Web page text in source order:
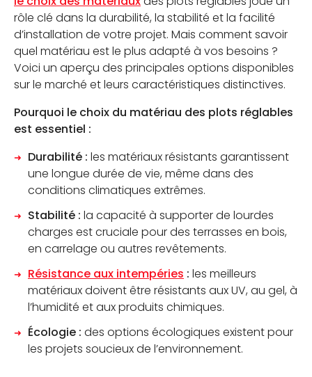
RÉSERVÉ À NOS DISTRIBUTEURS
Calculateur de plots et calepinage terrasse
JE SUIS PROFESSIONNEL
OÙ TROUVER NOS PRODUITS
CATALOGUE
rôle clé dans la durabilité, la stabilité et la facilité
d’installation de votre projet. Mais comment savoir
quel matériau est le plus adapté à vos besoins ?
Voici un aperçu des principales options disponibles
sur le marché et leurs caractéristiques distinctives.
Pourquoi le choix du matériau des plots réglables
est essentiel :
Durabilité : les matériaux résistants garantissent
une longue durée de vie, même dans des
conditions climatiques extrêmes.
Stabilité : la capacité à supporter de lourdes
charges est cruciale pour des terrasses en bois,
en carrelage ou autres revêtements.
Résistance aux intempéries : les meilleurs
matériaux doivent être résistants aux UV, au gel, à
l’humidité et aux produits chimiques.
Écologie : des options écologiques existent pour
les projets soucieux de l’environnement.